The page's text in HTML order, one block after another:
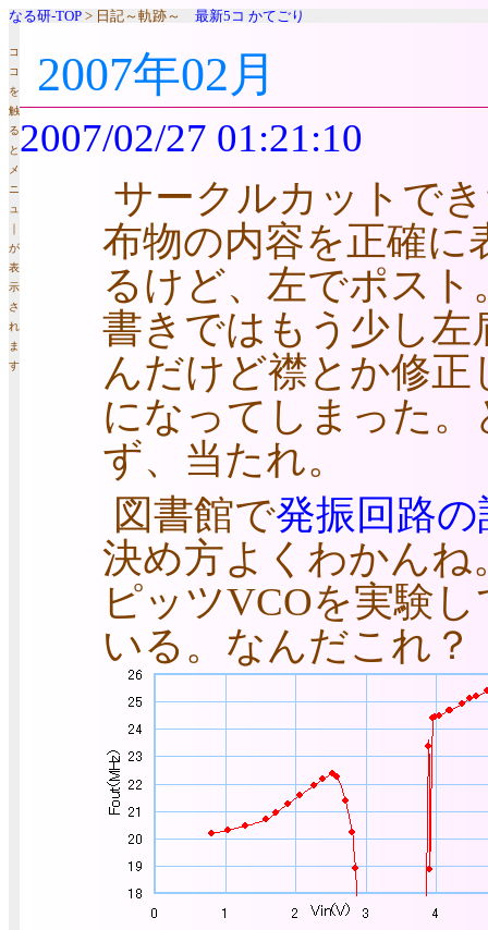
なる研-TOP > 日記～軌跡～ 最新5コ かてごり
コ
コ
を
触
る
と
メ
ニ
ュ
｜
が
表
示
さ
れ
ま
す
2007年02月
2007/02/27 01:21:10
サークルカットで
布物の内容を正確に
るけど、左でポスト
書きではもう少し左
んだけど襟とか修正
になってしまった。
ず、当たれ。
図書館で発振回路
決め方よくわかんね
ピッツVCOを実験
いる。なんだこれ？